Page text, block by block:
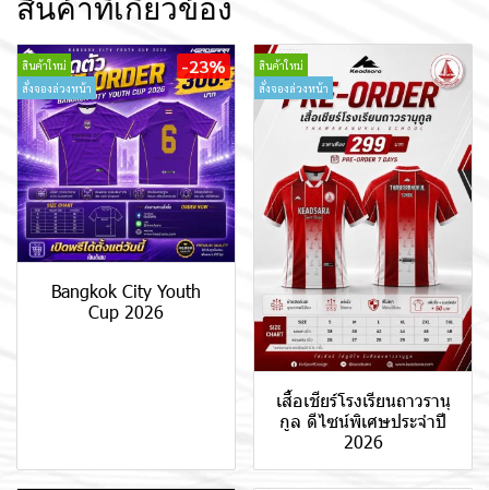
สินค้าที่เกี่ยวข้อง
สินค้าใหม่
สั่งจองล่วงหน้า
-23%
Bangkok City Youth
Cup 2026
สินค้าใหม่
สั่งจองล่วงหน้า
เสื้อเชียร์โรงเรียนถาวรานุ
กูล ดีไซน์พิเศษประจำปี
2026